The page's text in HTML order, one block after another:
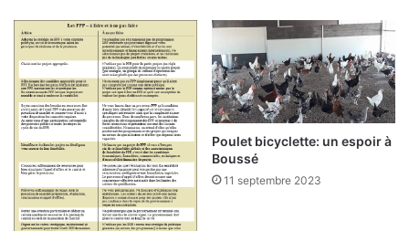
e
n
o
u
e
a
n
s
à
a
Poulet bicyclette: un espoir à
Boussé
11 septembre 2023